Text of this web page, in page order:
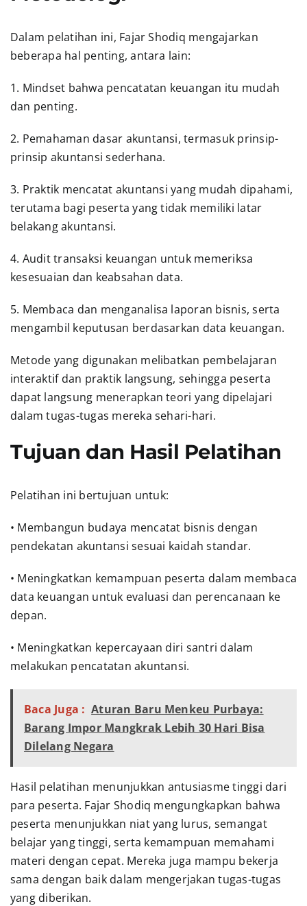
Dalam pelatihan ini, Fajar Shodiq mengajarkan
beberapa hal penting, antara lain:
1. Mindset bahwa pencatatan keuangan itu mudah
dan penting.
2. Pemahaman dasar akuntansi, termasuk prinsip-
prinsip akuntansi sederhana.
3. Praktik mencatat akuntansi yang mudah dipahami,
terutama bagi peserta yang tidak memiliki latar
belakang akuntansi.
4. Audit transaksi keuangan untuk memeriksa
kesesuaian dan keabsahan data.
5. Membaca dan menganalisa laporan bisnis, serta
mengambil keputusan berdasarkan data keuangan.
Metode yang digunakan melibatkan pembelajaran
interaktif dan praktik langsung, sehingga peserta
dapat langsung menerapkan teori yang dipelajari
dalam tugas-tugas mereka sehari-hari.
Tujuan dan Hasil Pelatihan
Pelatihan ini bertujuan untuk:
• Membangun budaya mencatat bisnis dengan
pendekatan akuntansi sesuai kaidah standar.
• Meningkatkan kemampuan peserta dalam membaca
data keuangan untuk evaluasi dan perencanaan ke
depan.
• Meningkatkan kepercayaan diri santri dalam
melakukan pencatatan akuntansi.
Baca Juga : Aturan Baru Menkeu Purbaya:
Barang Impor Mangkrak Lebih 30 Hari Bisa
Dilelang Negara
Hasil pelatihan menunjukkan antusiasme tinggi dari
para peserta. Fajar Shodiq mengungkapkan bahwa
peserta menunjukkan niat yang lurus, semangat
belajar yang tinggi, serta kemampuan memahami
materi dengan cepat. Mereka juga mampu bekerja
sama dengan baik dalam mengerjakan tugas-tugas
yang diberikan.